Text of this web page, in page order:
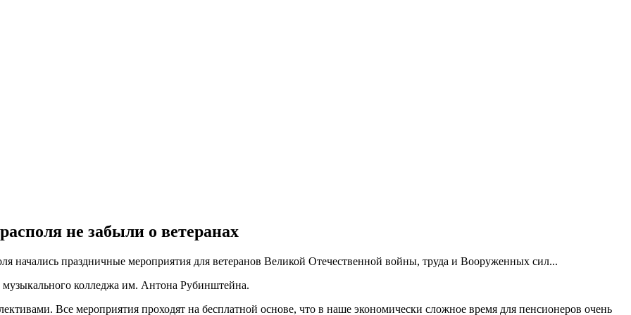
не забыли о ветеранах
начались праздничные мероприятия для ветеранов Великой Отечественной войны, труда и Вооруженных сил...
колледжа им. Антона Рубинштейна.
Все мероприятия проходят на бесплатной основе, что в наше экономически сложное время для пенсионеров очень